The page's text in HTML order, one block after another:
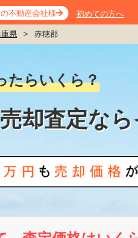
不動産会社様 初めての方へ
県 > 赤穂郡
たらいくら？
却査定な